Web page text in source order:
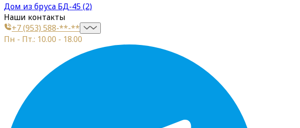
Дом из бруса БД-45 (2)
Наши контакты
+7 (953) 588-**-**
Пн - Пт.: 10.00 - 18.00